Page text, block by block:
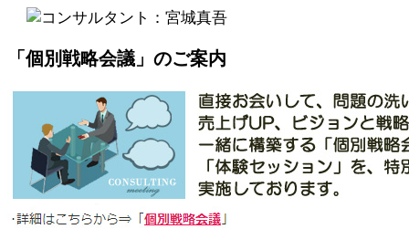
「個別戦略会議」のご案内